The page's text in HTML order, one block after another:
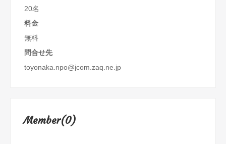
20名
料金
無料
問合せ先
toyonaka.npo@jcom.zaq.ne.jp
Member(0)